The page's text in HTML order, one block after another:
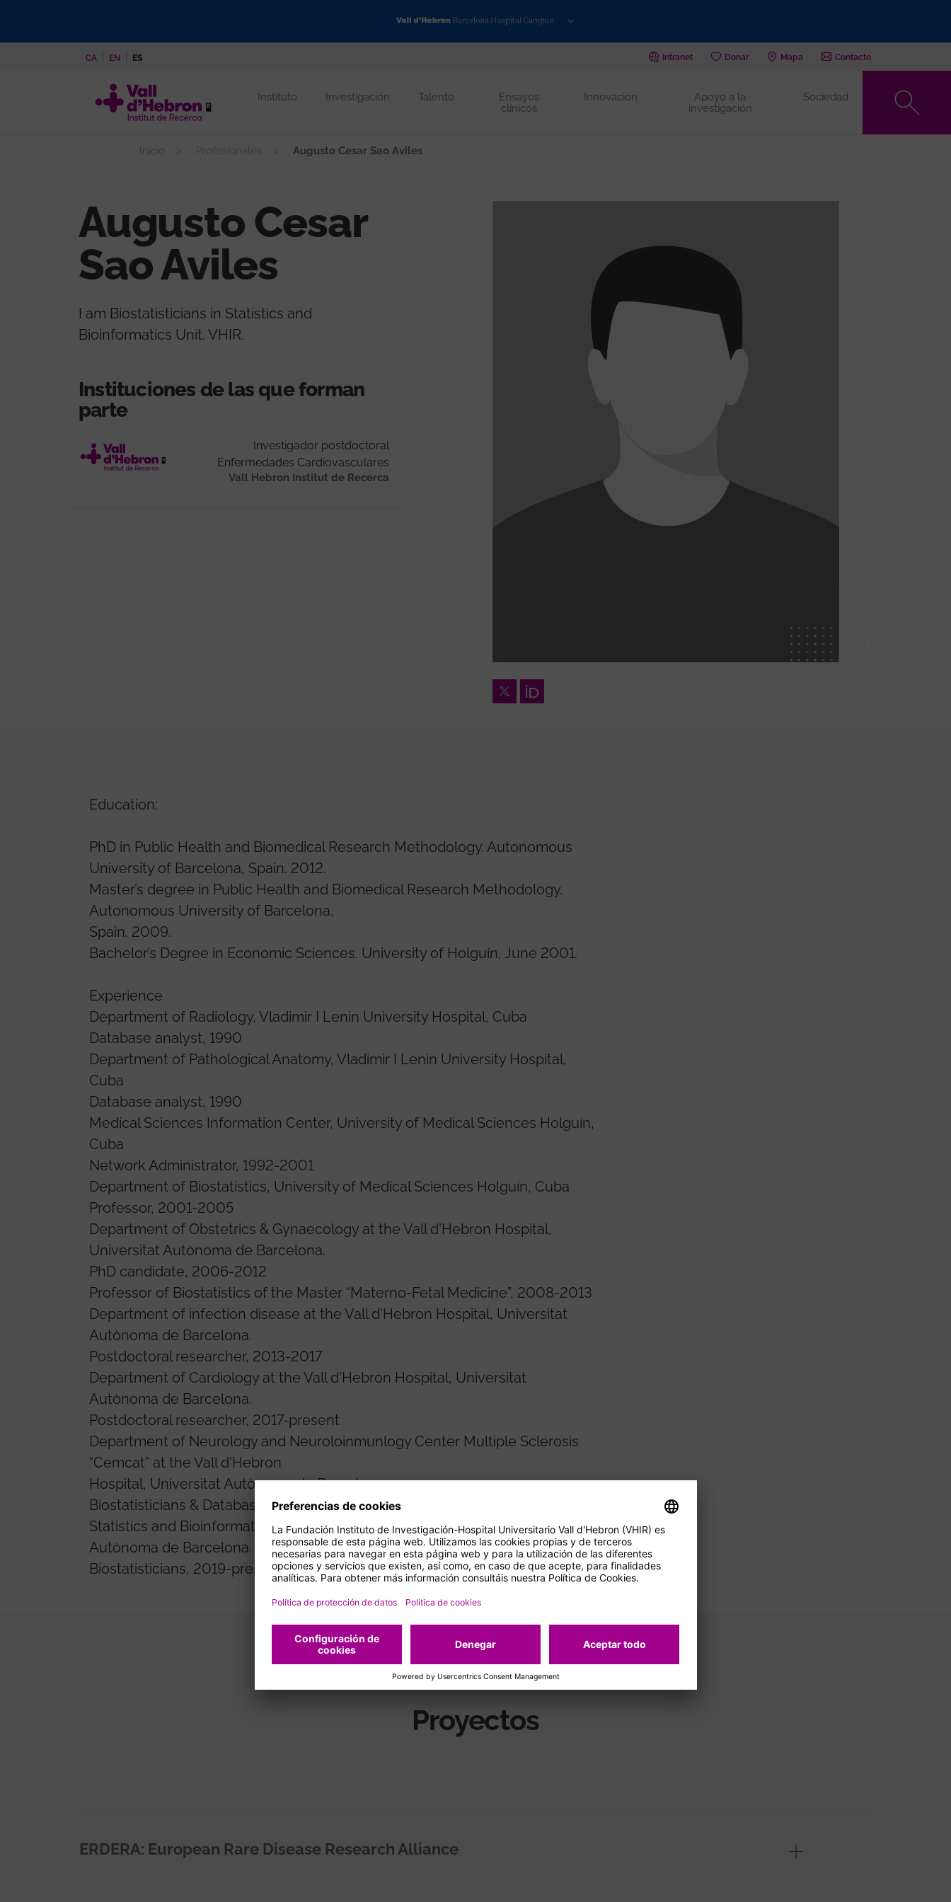
CA EN ES Intranet Donar Mapa Contacto
Instituto Investigación Talento
Ensayos
clínicos
Innovación
Apoyo a la
investigación
Sociedad
Profesionales Augusto Cesar Sao Aviles
Augusto Cesar
Sao Aviles
I am Biostatisticians in Statistics and
Bioinformatics Unit. VHIR.
Instituciones de las que forman
parte
Investigador postdoctoral
Enfermedades Cardiovasculares
Vall Hebron Institut de Recerca
TwitterOrcid
Education:
PhD in Public Health and Biomedical Research Methodology. Autonomous
University of Barcelona, Spain. 2012.
Master’s degree in Public Health and Biomedical Research Methodology.
Autonomous University of Barcelona,
Spain. 2009.
Bachelor’s Degree in Economic Sciences. University of Holguín, June 2001.
Experience
Department of Radiology, Vladimir I Lenin University Hospital, Cuba
Database analyst, 1990
Department of Pathological Anatomy, Vladimir I Lenin University Hospital,
Cuba
Database analyst, 1990
Medical Sciences Information Center, University of Medical Sciences Holguín,
Cuba
Network Administrator, 1992-2001
Department of Biostatistics, University of Medical Sciences Holguín, Cuba
Professor, 2001-2005
Department of Obstetrics & Gynaecology at the Vall d'Hebron Hospital,
Universitat Autònoma de Barcelona.
PhD candidate, 2006-2012
Professor of Biostatistics of the Master “Materno-Fetal Medicine”, 2008-2013
Department of infection disease at the Vall d'Hebron Hospital, Universitat
Autònoma de Barcelona.
Postdoctoral researcher, 2013-2017
Department of Cardiology at the Vall d'Hebron Hospital, Universitat
Autònoma de Barcelona.
Postdoctoral researcher, 2017-present
Department of Neurology and Neuroloinmunlogy Center Multiple Sclerosis
“Cemcat” at the Vall d'Hebron
Hospital, Universitat Autònoma de Barcelona.
Biostatisticians & Database analyst, 2018-present
Statistics and Bioinformatics Unit at the Vall d'Hebron Hospital, Universitat
Autònoma de Barcelona.
Biostatisticians, 2019-present.
Proyectos
ERDERA: European Rare Disease Research Alliance